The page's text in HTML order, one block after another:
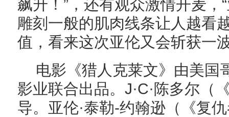
飙升！”，还有观众激情开麦
雕刻一般的肌肉线条让人越看
值，看来这次亚伦又会斩获一
电影《猎人克莱文》由美国
影业联合出品。 J·C·陈多尔（
导。亚伦·泰勒-约翰逊（《复